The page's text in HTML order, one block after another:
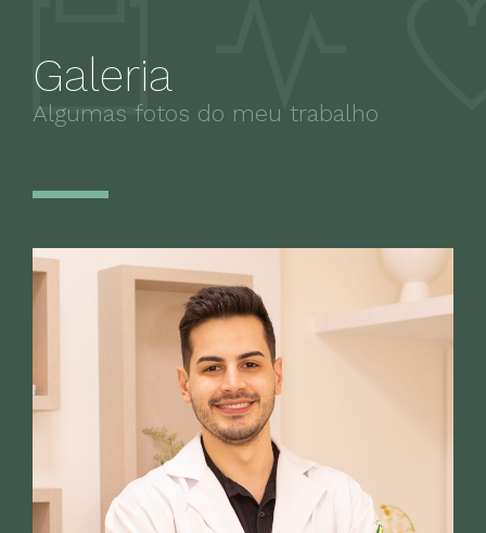
Ele é atencioso, educado,
prestativos. Fiquei muito feliz
com tamanha dedicação.
Paciente
Galeria
Algumas fotos do meu trabalho